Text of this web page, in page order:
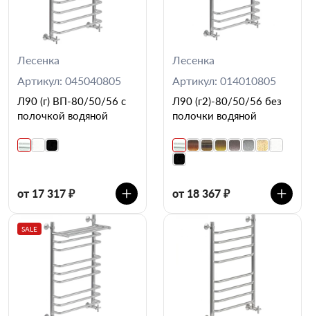
Лесенка
Артикул: 045040805
Л90 (г) ВП-80/50/56 с
полочкой водяной
от 17 317 ₽
Лесенка
Артикул: 014010805
Л90 (г2)-80/50/56 без
полочки водяной
от 18 367 ₽
SALE